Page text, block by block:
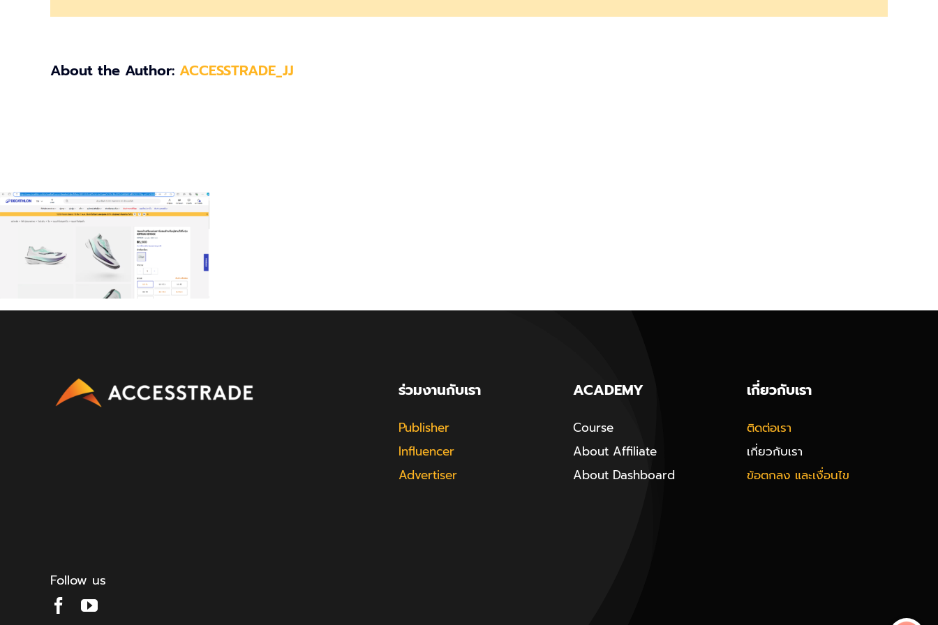
About the Author: ACCESSTRADE_JJ
Follow us
ร่วมงานกับเรา
Publisher
Influencer
Advertiser
ACADEMY
Course
About Affiliate
About Dashboard
เกี่ยวกับเรา
ติดต่อเรา
เกี่ยวกับเรา
ข้อตกลง และเงื่อนไข